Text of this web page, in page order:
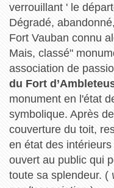
verrouillant ' le
Dégradé,
Fort Vauban connu
Mais, classé"
association de
du Fort
monument en l'état
symbolique. Après
couverture du toit,
en état des
ouvert au public qui
toute sa splendeur. (